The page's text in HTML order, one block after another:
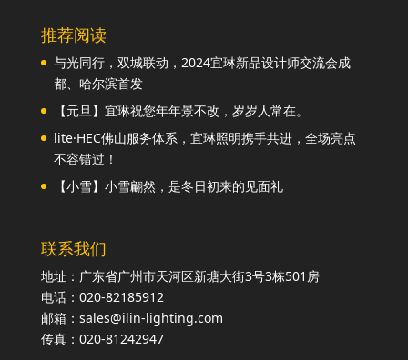
推荐阅读
与光同行，双城联动，2024宜琳新品设计师交流会成
都、哈尔滨首发
【元旦】宜琳祝您年年景不改，岁岁人常在。
lite·HEC佛山服务体系，宜琳照明携手共进，全场亮点
不容错过！
【小雪】小雪翩然，是冬日初来的见面礼
联系我们
地址：广东省广州市天河区新塘大街3号3栋501房
电话：020-82185912
邮箱：sales@ilin-lighting.com
传真：020-81242947